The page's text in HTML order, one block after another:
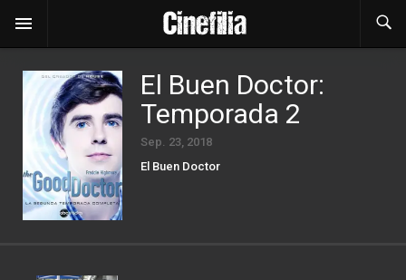
El Buen Doctor:
Temporada 2
Sep. 23, 2018
El Buen Doctor